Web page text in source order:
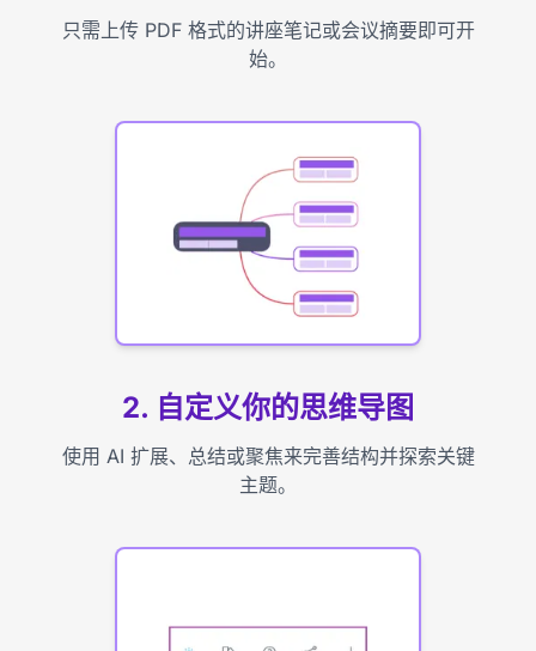
只需上传 PDF 格式的讲座笔记或会议摘要即可开
始。
2. 自定义你的思维导图
使用 AI 扩展、总结或聚焦来完善结构并探索关键
主题。